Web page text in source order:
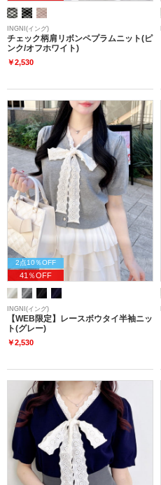
INGNI(イング)
チェック柄肩リボンペプラムニット(ピ
ンク/オフホワイト)
￥2,530
2点10％OFF
41％OFF
INGNI(イング)
【WEB限定】レースボウタイ半袖ニッ
ト(グレー)
￥2,530